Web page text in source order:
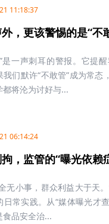
11:18:37
，更该警惕的是“不
是一声刺耳的警报。它提
我们默许“不敢管”成为常
都将沦为讨好与...
06:14:24
，监管的“曝光依赖
无小事，群众利益大于天
日常实践。从“媒体曝光才
食品安全治...